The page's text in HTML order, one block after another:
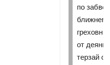
по
от
терзай